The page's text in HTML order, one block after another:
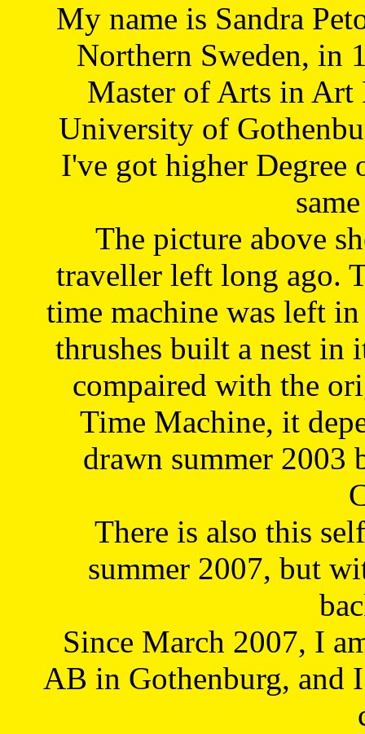
My name is Sandra
Northern Sweden, in
Master of Arts in Art
University of
I've got higher Degree
The picture above
traveller left long ago.
time machine was left
thrushes built a nest in
compaired with the
Time Machine, it
drawn summer 2003
There is also this
summer 2007, but
Since March 2007, I
AB in Gothenburg, and